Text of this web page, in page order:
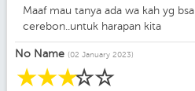
Maaf mau tanya ada wa kah yg
cerebon..untuk harapan kita
No Name (02 January 2023)
☆
☆
☆
☆
☆